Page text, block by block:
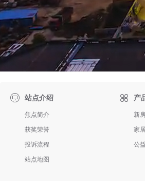
站点介绍
焦点简介
获奖荣誉
投诉流程
站点地图
 产
新
家
公